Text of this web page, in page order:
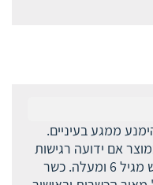
ממגע בעיניים.
אם ידועה רגישות
לאחד המרכיבים. מתאים לשימוש מגיל 6 ומעלה. כשר